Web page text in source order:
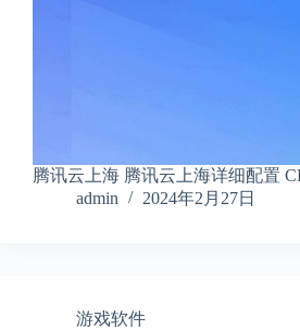
腾讯云上海 腾讯云上海详细配置
admin
2024年2月27日
游戏软件